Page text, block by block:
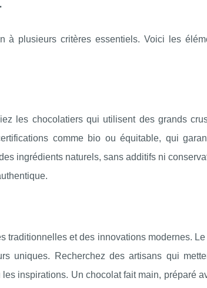
à plusieurs critères essentiels. Voici les
les chocolatiers qui utilisent des grands
comme bio ou équitable, qui
ingrédients naturels, sans additifs ni
traditionnelles et des innovations modernes.
uniques. Recherchez des artisans qui
inspirations. Un chocolat fait main, préparé